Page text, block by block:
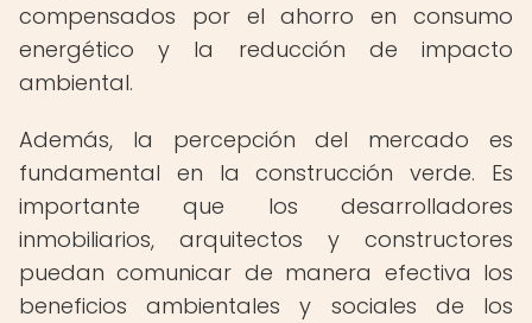
compensados por el ahorro en consumo
energético y la reducción de impacto
ambiental.
Además, la percepción del mercado es
fundamental en la construcción verde. Es
importante que los desarrolladores
inmobiliarios, arquitectos y constructores
puedan comunicar de manera efectiva los
beneficios ambientales y sociales de los